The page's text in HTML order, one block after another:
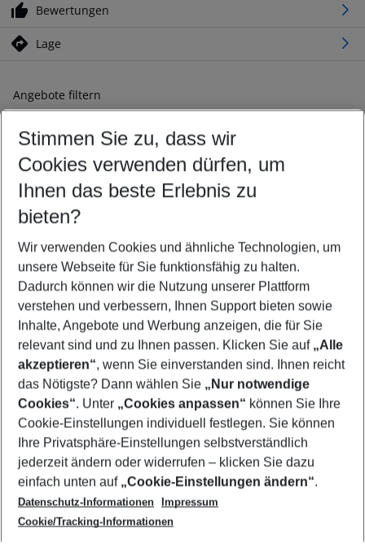
Bewertungen
Lage
Angebote filtern
Ändern Sie Ihre Kriterien nach Ihren Wünschen
Abflughafen wählen
Beliebiger Abflughafen
Reisezeitraum wählen
12.08.26– 10.08.27 5-8 Nächte
2 Erwachsene Keine Kinder
Mehr Filter anzeigen
Footer
Footer navigation
Über uns
AGB
Cookie-Einstellungen ändern
Cookie-Richtlinie
Datenschutz
Service & Hilfe
Barrierefreies Reisen
Check-in
Folgen Sie uns
Stimmen Sie zu, dass wir
Cookies verwenden dürfen, um
Ihnen das beste Erlebnis zu
bieten?
Wir verwenden Cookies und ähnliche Technologien, um
unsere Webseite für Sie funktionsfähig zu halten.
Dadurch können wir die Nutzung unserer Plattform
verstehen und verbessern, Ihnen Support bieten sowie
Inhalte, Angebote und Werbung anzeigen, die für Sie
relevant sind und zu Ihnen passen. Klicken Sie auf „Alle
akzeptieren“, wenn Sie einverstanden sind. Ihnen reicht
das Nötigste? Dann wählen Sie „Nur notwendige
Cookies“. Unter „Cookies anpassen“ können Sie Ihre
Cookie-Einstellungen individuell festlegen. Sie können
Ihre Privatsphäre-Einstellungen selbstverständlich
jederzeit ändern oder widerrufen – klicken Sie dazu
einfach unten auf „Cookie-Einstellungen ändern“.
Datenschutz-Informationen
Impressum
Cookie/Tracking-Informationen